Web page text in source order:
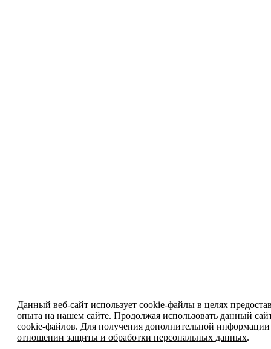
Данный веб-сайт использует cookie-файлы в целях
опыта на нашем сайте. Продолжая использовать данный
cookie-файлов. Для получения дополнительной
отношении защиты и обработки персональных данных.